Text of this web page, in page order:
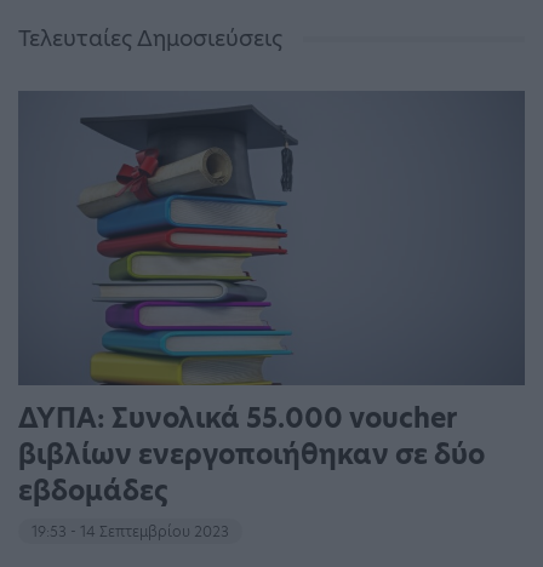
Τελευταίες Δημοσιεύσεις
ΔΥΠΑ: Συνολικά 55.000 voucher
βιβλίων ενεργοποιήθηκαν σε δύο
εβδομάδες
19:53 - 14 Σεπτεμβρίου 2023